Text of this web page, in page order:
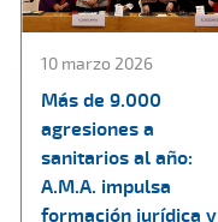
10 marzo 2026
Más de 9.000
agresiones a
sanitarios al año:
A.M.A. impulsa
formación jurídica y